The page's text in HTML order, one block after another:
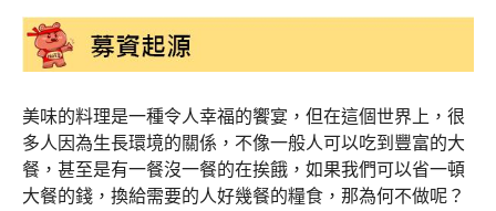
美味的料理是一種令人幸福的饗宴，但在這個世界上，很
多人因為生長環境的關係，不像一般人可以吃到豐富的大
餐，甚至是有一餐沒一餐的在挨餓，如果我們可以省一頓
大餐的錢，換給需要的人好幾餐的糧食，那為何不做呢？